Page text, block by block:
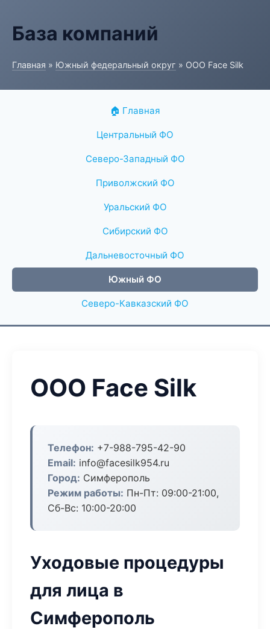
База компаний
Главная » Южный федеральный округ » ООО Face Silk
🏠 Главная
Центральный ФО
Северо-Западный ФО
Приволжский ФО
Уральский ФО
Сибирский ФО
Дальневосточный ФО
Южный ФО
Северо-Кавказский ФО
ООО Face Silk
Телефон: +7-988-795-42-90
Email: info@facesilk954.ru
Город: Симферополь
Режим работы: Пн-Пт: 09:00-21:00,
Сб-Вс: 10:00-20:00
Уходовые процедуры
для лица в
Симферополь